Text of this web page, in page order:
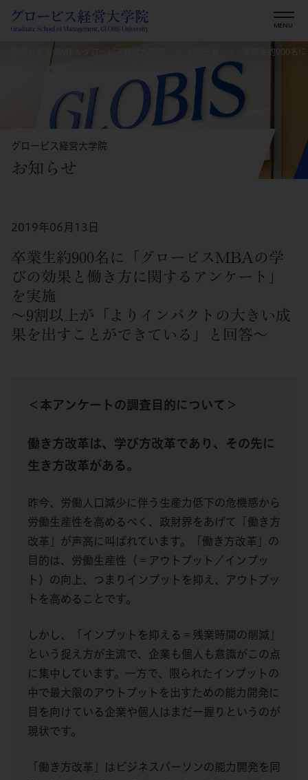
創造と変革のMBA グロービス経営大学院 卒業生約900名
グロービス経営大学院
お知らせ
2019年06月13日
卒業生約900名に「グロービスMBAの学
びの効果と働き方に関するアンケート」
を実施
～9割以上が「よりインパクトの大きい成
果を出すことができている」と回答～
＜本アンケートの調査目的について＞
働き方改革は、学び方改革であり、その先に
生き方改革がある。
昨今、労働人口減少に伴う生産力低下の危機感から
労働生産性を高めるべく、政財界をあげて「働き方
改革」が声高に叫ばれています。「働き方改革」の
目的は、労働生産性（＝アウトプット／インプッ
ト）の向上、つまりインプットを抑え、アウトプッ
トを高めることです。
しかし、「インプットを抑える＝残業時間の削減」
という捉え方が主流で、企業も個人も意識がこの点
に集中しています。一方で、限られたインプットの
中で最大限のアウトプットを出すための能力開発に
目を向けている企業や個人はまだ一握りというのが
現状です。
「働き方改革」はビジネスパーソンの能力開発を同